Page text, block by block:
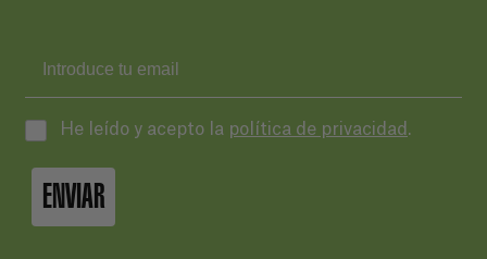
He leído y acepto la política de privacidad .
ENVIAR